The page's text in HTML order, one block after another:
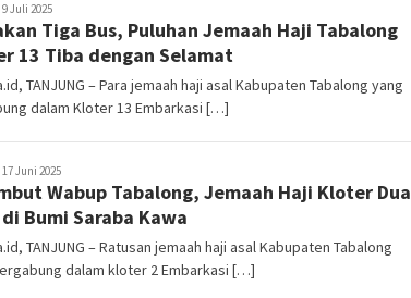
Sekata.id
9 Juli 2025
Tiga Bus, Puluhan Jemaah Haji Tabalong
13 Tiba dengan Selamat
TANJUNG – Para jemaah haji asal Kabupaten Tabalong yang
dalam Kloter 13 Embarkasi […]
Sekata.id
17 Juni 2025
Wabup Tabalong, Jemaah Haji Kloter Dua
Bumi Saraba Kawa
TANJUNG – Ratusan jemaah haji asal Kabupaten Tabalong
dalam kloter 2 Embarkasi […]